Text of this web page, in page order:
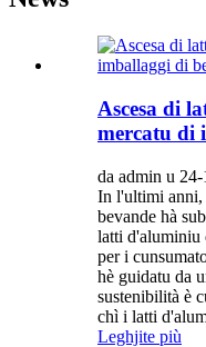
Ascesa di
mercatu di
da admin u
In l'ultimi anni,
bevande hà
latti d'aluminiu
per i
hè guidatu da
sustenibilità è
chì i latti
Leghjite più